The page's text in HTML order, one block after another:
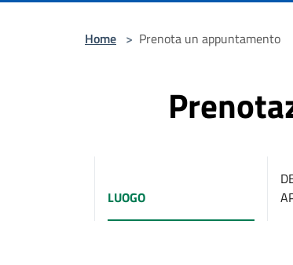
Home > Prenota un appuntamento
LUOGO